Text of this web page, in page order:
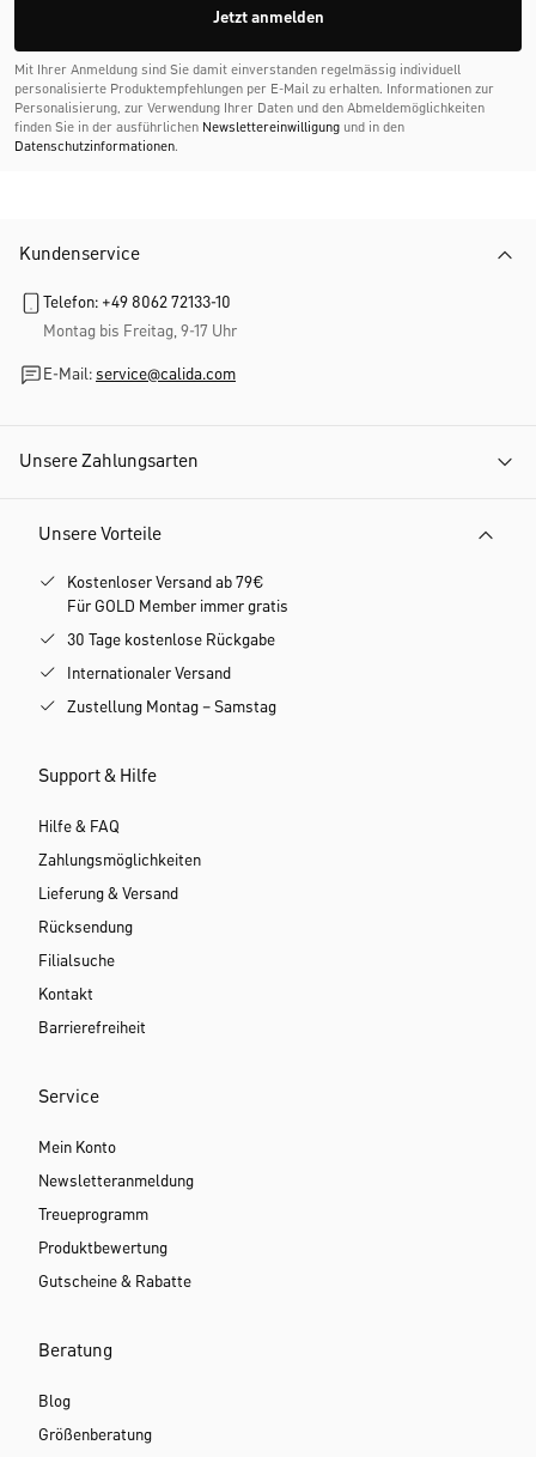
Jetzt anmelden
Mit Ihrer Anmeldung sind Sie damit einverstanden regelmässig individuell
personalisierte Produktempfehlungen per E-Mail zu erhalten. Informationen zur
Personalisierung, zur Verwendung Ihrer Daten und den Abmelde­möglichkeiten
finden Sie in der ausführlichen Newslettereinwilligung und in den
Datenschutzinformationen.
Kundenservice
Telefon: +49 8062 72133-10
Montag bis Freitag, 9-17 Uhr
E-Mail: service@calida.com
Unsere Zahlungsarten
Unsere Vorteile
Kostenloser Versand ab 79€
Für GOLD Member immer gratis
30 Tage kostenlose Rückgabe
Internationaler Versand
Zustellung Montag – Samstag
Support & Hilfe
Hilfe & FAQ
Zahlungsmöglichkeiten
Lieferung & Versand
Rücksendung
Filialsuche
Kontakt
Barrierefreiheit
Service
Mein Konto
Newsletteranmeldung
Treueprogramm
Produktbewertung
Gutscheine & Rabatte
Beratung
Blog
Größenberatung